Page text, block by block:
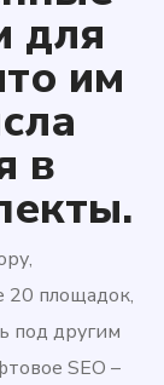
для
им
в
20 площадок,
под другим
SEO –